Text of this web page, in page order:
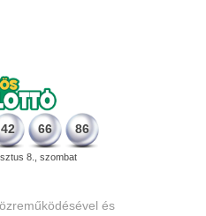
42 66 86
8., szombat
és